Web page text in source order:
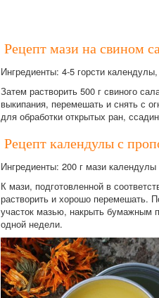
Рецепт мази на свином
Ингредиенты: 4-5 горсти
Затем растворить 500 г свиного
выкипания, перемешать и снять с
для обработки открытых ран,
Рецепт календулы с
Ингредиенты: 200 г мази
К мази, подготовленной в
растворить и хорошо перемешать.
участок мазью, накрыть бумажным
одной недели.